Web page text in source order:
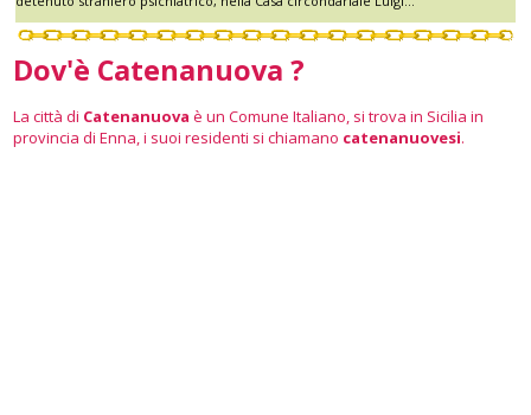
Dov'è Catenanuova ?
La città di Catenanuova è un Comune Italiano, si trova in Sicilia in
provincia di Enna, i suoi residenti si chiamano catenanuovesi.